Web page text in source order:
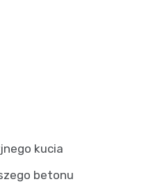
kucia
betonu